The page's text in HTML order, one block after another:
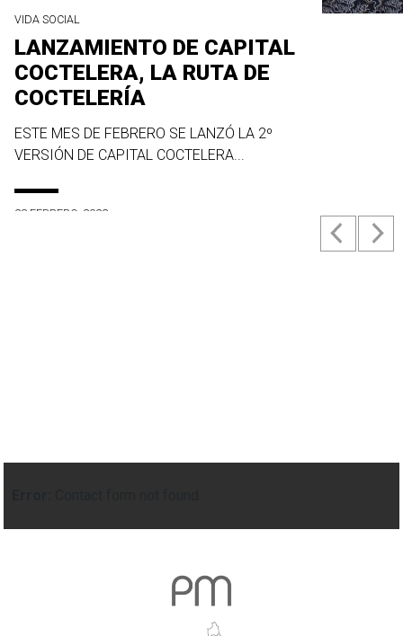
VIDA SOCIAL
LANZAMIENTO DE CAPITAL
COCTELERA, LA RUTA DE
COCTELERÍA
ESTE MES DE FEBRERO SE LANZÓ LA 2º
VERSIÓN DE CAPITAL COCTELERA...
23 FEBRERO, 2022